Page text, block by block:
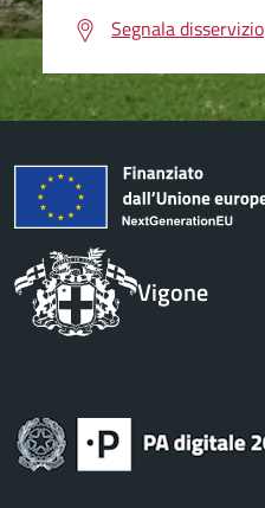
Segnala disservizio
Vigone